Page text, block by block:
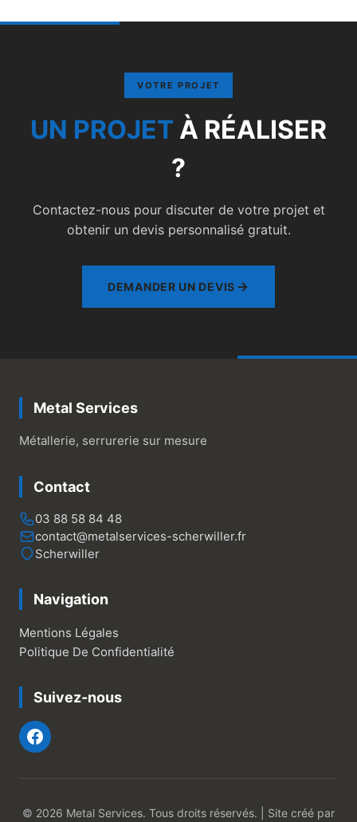
VOTRE PROJET
UN PROJET À RÉALISER
?
Contactez-nous pour discuter de votre projet et
obtenir un devis personnalisé gratuit.
DEMANDER UN DEVIS
Metal Services
Métallerie, serrurerie sur mesure
Contact
03 88 58 84 48
contact@metalservices-scherwiller.fr
Scherwiller
Navigation
Mentions Légales
Politique De Confidentialité
Suivez-nous
© 2026 Metal Services. Tous droits réservés. | Site créé par